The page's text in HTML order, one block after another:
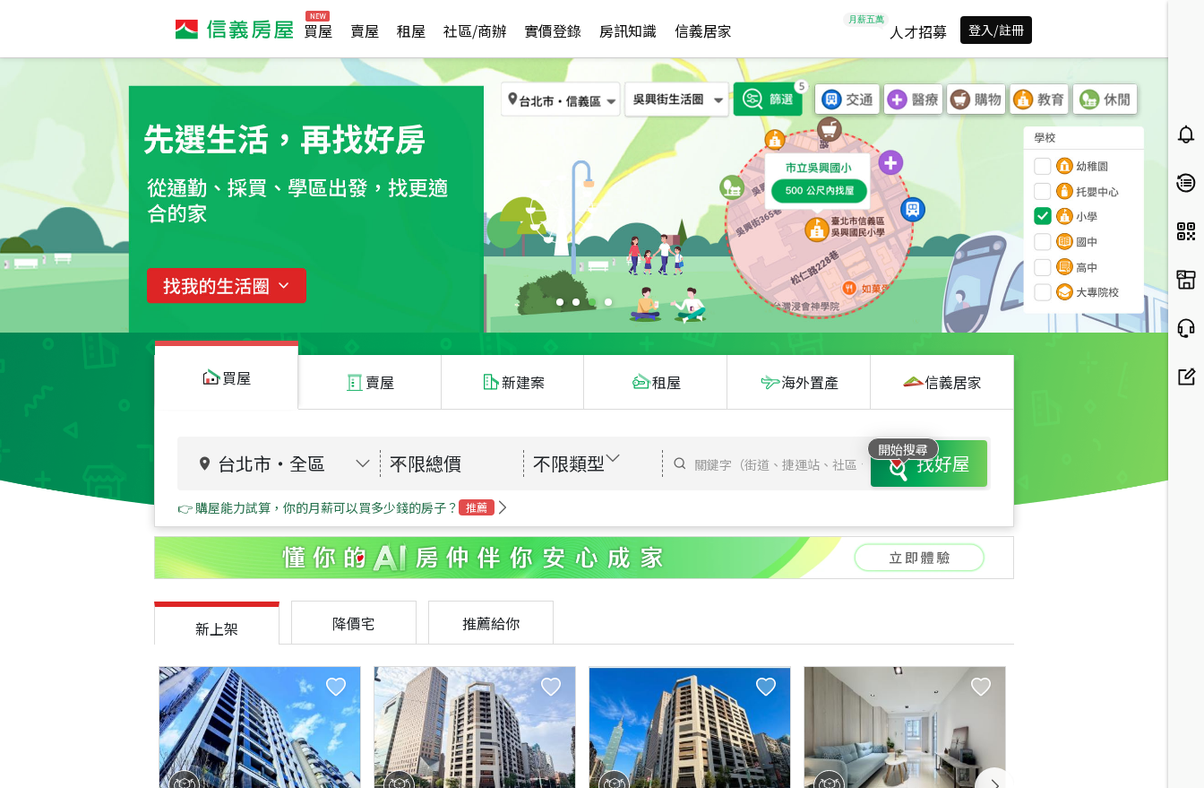
買屋 賣屋 租屋 社區/商辦 實價登錄 房訊知識 信義居家 人才招募 登入/註冊
買屋 賣屋 新建案 租屋 海外置產 信義居家
台北市 ・ 全區 不限總價 不限類型 開始搜尋找好屋
👉 購屋能力試算，你的月薪可以買多少錢的房子？ 推薦
新上架 降價宅 推薦給你